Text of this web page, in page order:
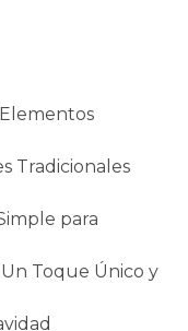
Tradicionales
para
Toque Único y